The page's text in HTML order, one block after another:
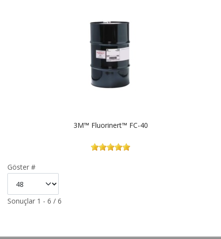
3M™ Fluorinert™ FC-40
Göster #
Sonuçlar 1 - 6 / 6